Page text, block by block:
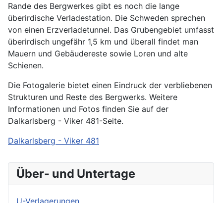
Rande des Bergwerkes gibt es noch die lange
überirdische Verladestation. Die Schweden sprechen
von einen Erzverladetunnel. Das Grubengebiet umfasst
überirdisch ungefähr 1,5 km und überall findet man
Mauern und Gebäudereste sowie Loren und alte
Schienen.
Die Fotogalerie bietet einen Eindruck der verbliebenen
Strukturen und Reste des Bergwerks. Weitere
Informationen und Fotos finden Sie auf der
Dalkarlsberg - Viker 481-Seite.
Dalkarlsberg - Viker 481
Über- und Untertage